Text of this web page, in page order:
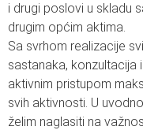
i drugi poslovi u skladu
drugim općim aktima.
Sa svrhom realizacije
sastanaka,
aktivnim pristupom
svih aktivnosti. U
želim naglasiti na